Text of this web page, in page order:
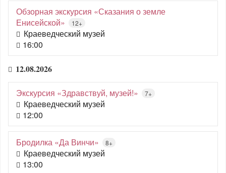
Обзорная экскурсия «Сказания о земле
Енисейской»
12+
Краеведческий музей
16:00
12.08.2026
Экскурсия «Здравствуй, музей!» 7+
Краеведческий музей
12:00
Бродилка «Да Винчи» 8+
Краеведческий музей
13:00